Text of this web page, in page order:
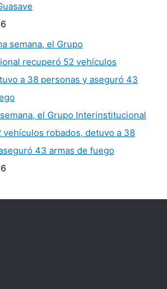
el Grupo Interinstitucional
vehículos robados, detuvo a 38
43 armas de fuego